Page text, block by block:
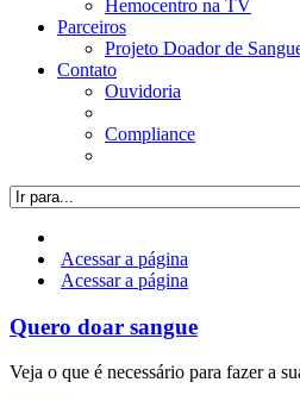
Hemocentro na TV
Parceiros
Projeto Doador de
Contato
Ouvidoria
Compliance
Acessar a página
Acessar a página
Quero doar sangue
Veja o que é necessário para fazer a